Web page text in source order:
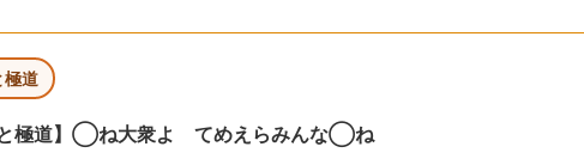
極道
と極道】◯ね大衆よ てめえらみんな◯ね